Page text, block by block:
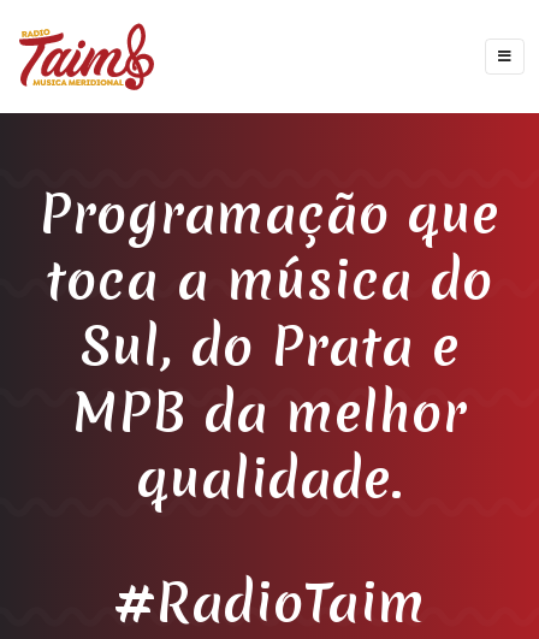
Programação que
toca a música do
Sul, do Prata e
MPB da melhor
qualidade.
#RadioTaim